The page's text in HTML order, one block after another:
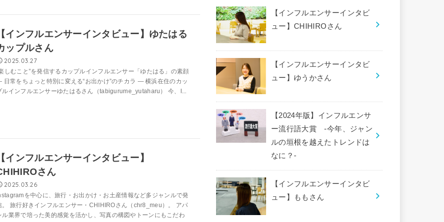
インフルエンサーインタビュー】ゆたはる
ップルさん
2025.03.27
しむこと”を発信するカップルインフルエンサー「ゆたはる」の素顔
日常をちょっと特別に変える“お出かけ”のチカラ — 横浜在住のカッ
ルインフルエンサーゆたはるさん（tabigurume_yutaharu） 今、I...
インフルエンサーインタビュー】
さん
2025.03.26
を中心に、旅行・お出かけ・お土産情報など多ジャンルで発
。 旅行好きインフルエンサー・CHIHIROさん（chr8_meu）。 アパ
ル業界で培った美的感覚を活かし、写真の構図やトーンにもこだわ
【インフルエンサーインタビ
ュー】CHIHIROさん
【インフルエンサーインタビ
ュー】ゆうかさん
【2024年版】インフルエンサ
ー流行語大賞 -今年、ジャン
ルの垣根を越えたトレンドは
なに？-
【インフルエンサーインタビ
ュー】ももさん